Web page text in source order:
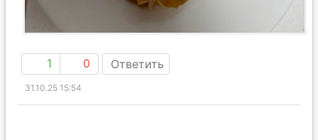
1 0 Ответить
31.10.25 15:54